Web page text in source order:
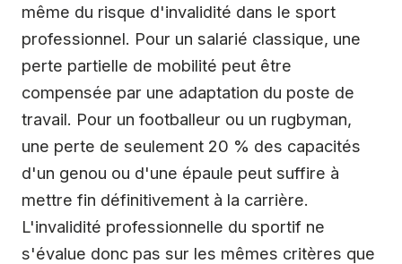
même du risque d'invalidité dans le sport
professionnel. Pour un salarié classique, une
perte partielle de mobilité peut être
compensée par une adaptation du poste de
travail. Pour un footballeur ou un rugbyman,
une perte de seulement 20 % des capacités
d'un genou ou d'une épaule peut suffire à
mettre fin définitivement à la carrière.
L'invalidité professionnelle du sportif ne
s'évalue donc pas sur les mêmes critères que